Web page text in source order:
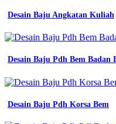
Desain Baju Angkatan Kuliah
Desain Baju Pdh Bem Badan
Desain Baju Pdh Korsa Bem